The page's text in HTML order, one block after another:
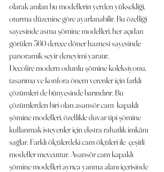
olarak anılan bu modellerin yerden yüksekliği,
oturma düzenine göre ayarlanabilir. Bu özelliği
sayesinde asma şömine modelleri, her açıdan
görülen 360 derece döner haznesi sayesinde
panoramik seyir deneyimi yaratır.
Decofire modern odunlu şömine koleksiyonu,
tasarıma ve konfora önem verenler için farklı
çözümleri de bünyesinde barındırır. Bu
çözümlerden biri olan asansör cam  kapaklı
şömine modelleri, özellikle duvar tipi şömine
kullanmak isteyenler için ekstra rahatlık imkânı
sağlar. Farklı ölçülerdeki cam ölçüleri ile  çeşitli
modeller mevcuttur. Asansör cam kapaklı
şömine modelleri ayrıca yanma alanı içerisinde